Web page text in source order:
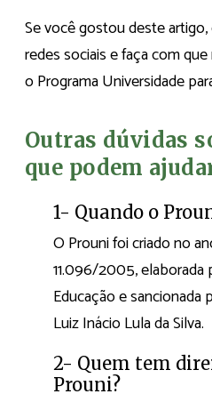
Se você gostou deste
redes sociais e faça com
o Programa Universidade
Outras dúvidas
que podem
1- Quando o
O Prouni foi criado no
11.096/2005,
Educação e
Luiz Inácio Lula da Silva.
2- Quem tem
Prouni?